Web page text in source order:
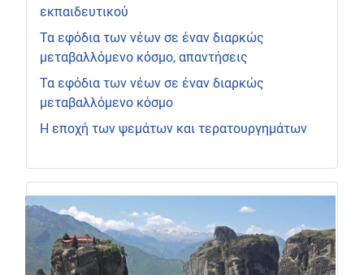
εκπαιδευτικού
Τα εφόδια των νέων σε έναν διαρκώς
μεταβαλλόμενο κόσμο, απαντήσεις
Τα εφόδια των νέων σε έναν διαρκώς
μεταβαλλόμενο κόσμο
Η εποχή των ψεμάτων και τερατουργημάτων